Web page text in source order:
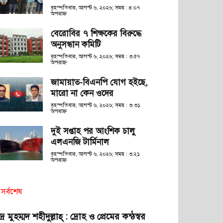
বৃহস্পতিবার, আগস্ট ৬, ২০২৬; সময় : ৪:০৭
অপরাহ্ণ
বেরোবির ৭ শিক্ষকের বিরুদ্ধে
অনুসন্ধান কমিটি
বৃহস্পতিবার, আগস্ট ৬, ২০২৬; সময় : ৩:৫৭
অপরাহ্ণ
জামায়াত-বিএনপি যোগ হইছে,
মারো না কেন ওদের
বৃহস্পতিবার, আগস্ট ৬, ২০২৬; সময় : ৩:৩১
অপরাহ্ণ
দুই সপ্তাহ পর আংশিক চালু
এলএনজি টার্মিনাল
বৃহস্পতিবার, আগস্ট ৬, ২০২৬; সময় : ৩:২১
অপরাহ্ণ
সর্বশেষ
মুহম্মদ শহীদুল্লাহ্ : দ্রোহ ও প্রেমের কন্ঠস্বর